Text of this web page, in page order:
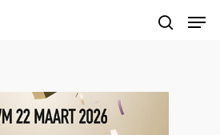
te starten met zoeken of
te sluiten